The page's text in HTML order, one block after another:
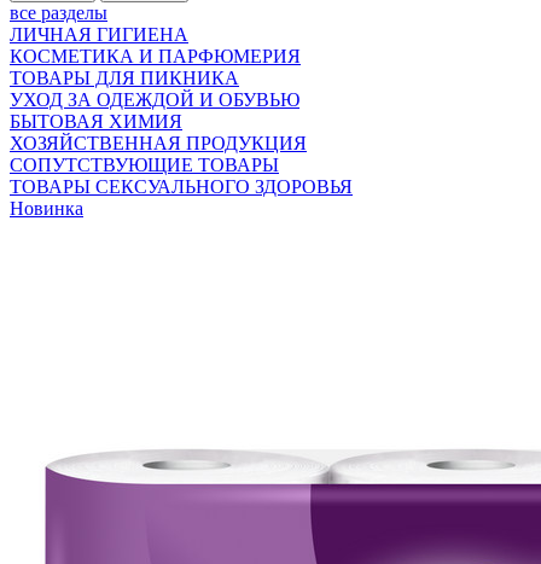
все разделы
ЛИЧНАЯ ГИГИЕНА
КОСМЕТИКА И ПАРФЮМЕРИЯ
ТОВАРЫ ДЛЯ ПИКНИКА
УХОД ЗА ОДЕЖДОЙ И ОБУВЬЮ
БЫТОВАЯ ХИМИЯ
ХОЗЯЙСТВЕННАЯ ПРОДУКЦИЯ
СОПУТСТВУЮЩИЕ ТОВАРЫ
ТОВАРЫ СЕКСУАЛЬНОГО ЗДОРОВЬЯ
Новинка